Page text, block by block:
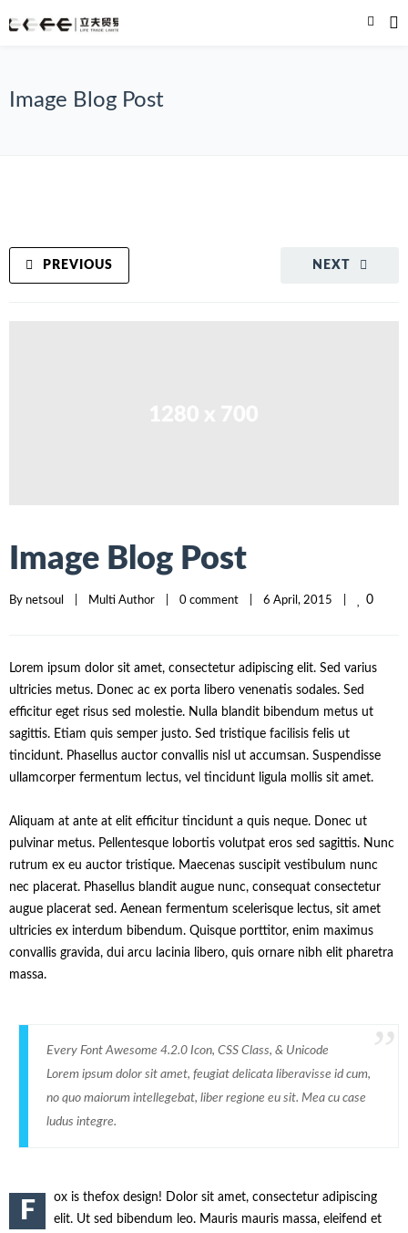
Image Blog Post
NEXT
PREVIOUS
Image Blog Post
By netsoul Multi Author 0 comment 6 April, 2015 0
Lorem ipsum dolor sit amet, consectetur adipiscing elit. Sed varius
ultricies metus. Donec ac ex porta libero venenatis sodales. Sed
efficitur eget risus sed molestie. Nulla blandit bibendum metus ut
sagittis. Etiam quis semper justo. Sed tristique facilisis felis ut
tincidunt. Phasellus auctor convallis nisl ut accumsan. Suspendisse
ullamcorper fermentum lectus, vel tincidunt ligula mollis sit amet.
Aliquam at ante at elit efficitur tincidunt a quis neque. Donec ut
pulvinar metus. Pellentesque lobortis volutpat eros sed sagittis. Nunc
rutrum ex eu auctor tristique. Maecenas suscipit vestibulum nunc
nec placerat. Phasellus blandit augue nunc, consequat consectetur
augue placerat sed. Aenean fermentum scelerisque lectus, sit amet
ultricies ex interdum bibendum. Quisque porttitor, enim maximus
convallis gravida, dui arcu lacinia libero, quis ornare nibh elit pharetra
massa.
Every Font Awesome 4.2.0 Icon, CSS Class, & Unicode
Lorem ipsum dolor sit amet, feugiat delicata liberavisse id cum,
no quo maiorum intellegebat, liber regione eu sit. Mea cu case
ludus integre.
F
ox is thefox design! Dolor sit amet, consectetur adipiscing
elit. Ut sed bibendum leo. Mauris mauris massa, eleifend et